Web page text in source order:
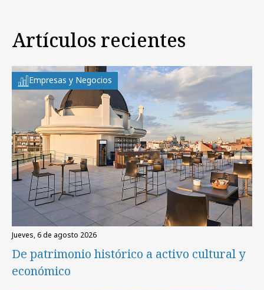
Artículos recientes
Empresas y Negocios
jueves, 6 de agosto 2026
De patrimonio histórico a activo cultural y
económico